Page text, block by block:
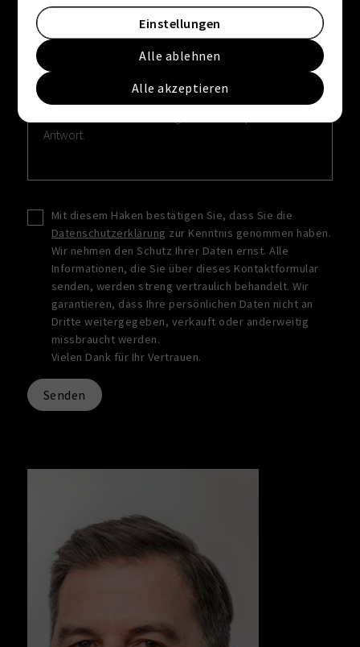
Nachricht
Mit diesem Haken bestätigen Sie, dass Sie die
Datenschutzerklärung zur Kenntnis genommen haben.
Wir nehmen den Schutz Ihrer Daten ernst. Alle
Informationen, die Sie über dieses Kontaktformular
senden, werden streng vertraulich behandelt. Wir
garantieren, dass Ihre persönlichen Daten nicht an
Dritte weitergegeben, verkauft oder anderweitig
missbraucht werden.
Vielen Dank für Ihr Vertrauen.
Senden
Einstellungen
Alle ablehnen
Alle akzeptieren